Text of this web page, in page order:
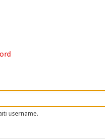
username.